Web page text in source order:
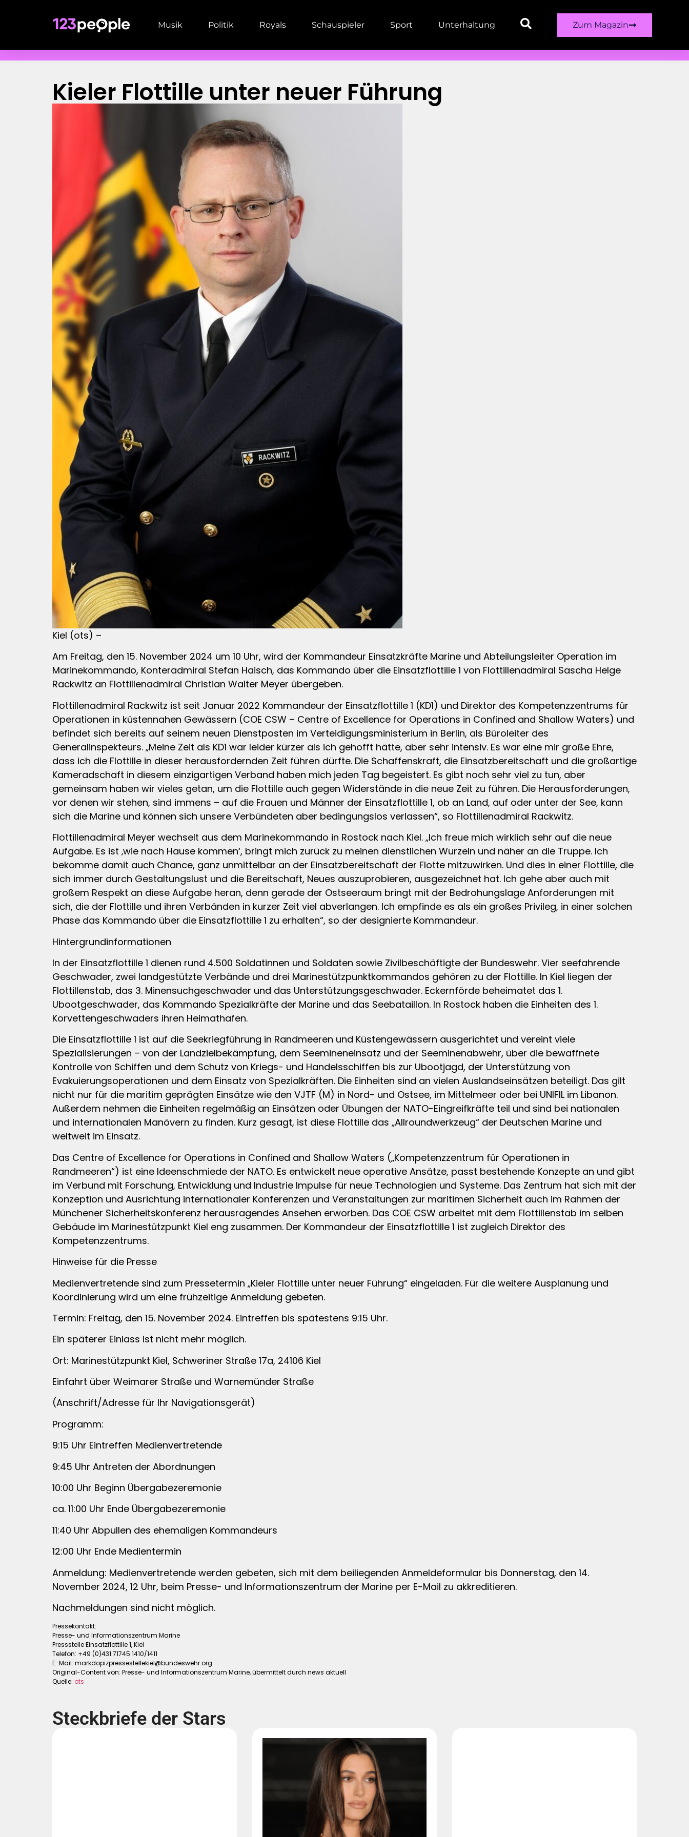
Musik Politik Royals Schauspieler Sport Unterhaltung Zum Magazin
Kieler Flottille unter neuer Führung
Kiel (ots) –
Am Freitag, den 15. November 2024 um 10 Uhr, wird der Kommandeur Einsatzkräfte Marine und Abteilungsleiter Operation im
Marinekommando, Konteradmiral Stefan Haisch, das Kommando über die Einsatzflottille 1 von Flottillenadmiral Sascha Helge
Rackwitz an Flottillenadmiral Christian Walter Meyer übergeben.
Flottillenadmiral Rackwitz ist seit Januar 2022 Kommandeur der Einsatzflottille 1 (KD1) und Direktor des Kompetenzzentrums für
Operationen in küstennahen Gewässern (COE CSW – Centre of Excellence for Operations in Confined and Shallow Waters) und
befindet sich bereits auf seinem neuen Dienstposten im Verteidigungsministerium in Berlin, als Büroleiter des
Generalinspekteurs. „Meine Zeit als KD1 war leider kürzer als ich gehofft hätte, aber sehr intensiv. Es war eine mir große Ehre,
dass ich die Flottille in dieser herausfordernden Zeit führen dürfte. Die Schaffenskraft, die Einsatzbereitschaft und die großartige
Kameradschaft in diesem einzigartigen Verband haben mich jeden Tag begeistert. Es gibt noch sehr viel zu tun, aber
gemeinsam haben wir vieles getan, um die Flottille auch gegen Widerstände in die neue Zeit zu führen. Die Herausforderungen,
vor denen wir stehen, sind immens – auf die Frauen und Männer der Einsatzflottille 1, ob an Land, auf oder unter der See, kann
sich die Marine und können sich unsere Verbündeten aber bedingungslos verlassen“, so Flottillenadmiral Rackwitz.
Flottillenadmiral Meyer wechselt aus dem Marinekommando in Rostock nach Kiel. „Ich freue mich wirklich sehr auf die neue
Aufgabe. Es ist ‚wie nach Hause kommen‘, bringt mich zurück zu meinen dienstlichen Wurzeln und näher an die Truppe. Ich
bekomme damit auch Chance, ganz unmittelbar an der Einsatzbereitschaft der Flotte mitzuwirken. Und dies in einer Flottille, die
sich immer durch Gestaltungslust und die Bereitschaft, Neues auszuprobieren, ausgezeichnet hat. Ich gehe aber auch mit
großem Respekt an diese Aufgabe heran, denn gerade der Ostseeraum bringt mit der Bedrohungslage Anforderungen mit
sich, die der Flottille und ihren Verbänden in kurzer Zeit viel abverlangen. Ich empfinde es als ein großes Privileg, in einer solchen
Phase das Kommando über die Einsatzflottille 1 zu erhalten“, so der designierte Kommandeur.
Hintergrundinformationen
In der Einsatzflottille 1 dienen rund 4.500 Soldatinnen und Soldaten sowie Zivilbeschäftigte der Bundeswehr. Vier seefahrende
Geschwader, zwei landgestützte Verbände und drei Marinestützpunktkommandos gehören zu der Flottille. In Kiel liegen der
Flottillenstab, das 3. Minensuchgeschwader und das Unterstützungsgeschwader. Eckernförde beheimatet das 1.
Ubootgeschwader, das Kommando Spezialkräfte der Marine und das Seebataillon. In Rostock haben die Einheiten des 1.
Korvettengeschwaders ihren Heimathafen.
Die Einsatzflottille 1 ist auf die Seekriegführung in Randmeeren und Küstengewässern ausgerichtet und vereint viele
Spezialisierungen – von der Landzielbekämpfung, dem Seemineneinsatz und der Seeminenabwehr, über die bewaffnete
Kontrolle von Schiffen und dem Schutz von Kriegs- und Handelsschiffen bis zur Ubootjagd, der Unterstützung von
Evakuierungsoperationen und dem Einsatz von Spezialkräften. Die Einheiten sind an vielen Auslandseinsätzen beteiligt. Das gilt
nicht nur für die maritim geprägten Einsätze wie den VJTF (M) in Nord- und Ostsee, im Mittelmeer oder bei UNIFIL im Libanon.
Außerdem nehmen die Einheiten regelmäßig an Einsätzen oder Übungen der NATO-Eingreifkräfte teil und sind bei nationalen
und internationalen Manövern zu finden. Kurz gesagt, ist diese Flottille das „Allroundwerkzeug“ der Deutschen Marine und
weltweit im Einsatz.
Das Centre of Excellence for Operations in Confined and Shallow Waters („Kompetenzzentrum für Operationen in
Randmeeren“) ist eine Ideenschmiede der NATO. Es entwickelt neue operative Ansätze, passt bestehende Konzepte an und gibt
im Verbund mit Forschung, Entwicklung und Industrie Impulse für neue Technologien und Systeme. Das Zentrum hat sich mit der
Konzeption und Ausrichtung internationaler Konferenzen und Veranstaltungen zur maritimen Sicherheit auch im Rahmen der
Münchener Sicherheitskonferenz herausragendes Ansehen erworben. Das COE CSW arbeitet mit dem Flottillenstab im selben
Gebäude im Marinestützpunkt Kiel eng zusammen. Der Kommandeur der Einsatzflottille 1 ist zugleich Direktor des
Kompetenzzentrums.
Hinweise für die Presse
Medienvertretende sind zum Pressetermin „Kieler Flottille unter neuer Führung“ eingeladen. Für die weitere Ausplanung und
Koordinierung wird um eine frühzeitige Anmeldung gebeten.
Termin: Freitag, den 15. November 2024. Eintreffen bis spätestens 9:15 Uhr.
Ein späterer Einlass ist nicht mehr möglich.
Ort: Marinestützpunkt Kiel, Schweriner Straße 17a, 24106 Kiel
Einfahrt über Weimarer Straße und Warnemünder Straße
(Anschrift/Adresse für Ihr Navigationsgerät)
Programm:
9:15 Uhr Eintreffen Medienvertretende
9:45 Uhr Antreten der Abordnungen
10:00 Uhr Beginn Übergabezeremonie
ca. 11:00 Uhr Ende Übergabezeremonie
11:40 Uhr Abpullen des ehemaligen Kommandeurs
12:00 Uhr Ende Medientermin
Anmeldung: Medienvertretende werden gebeten, sich mit dem beiliegenden Anmeldeformular bis Donnerstag, den 14.
November 2024, 12 Uhr, beim Presse- und Informationszentrum der Marine per E-Mail zu akkreditieren.
Nachmeldungen sind nicht möglich.
Pressekontakt:
Presse- und Informationszentrum Marine
Pressstelle Einsatzflottille 1, Kiel
Telefon: +49 (0)431 71745 1410/1411
E-Mail: markdopizpressestellekiel@bundeswehr.org
Original-Content von: Presse- und Informationszentrum Marine, übermittelt durch news aktuell
Quelle: ots
Steckbriefe der Stars